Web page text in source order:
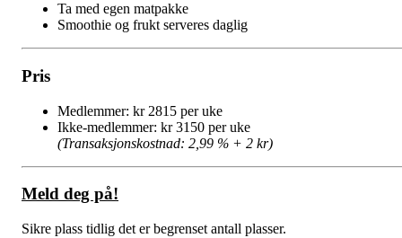
Ta med egen matpakke
Smoothie og frukt serveres daglig
Pris
Medlemmer: kr 2815 per uke
Ikke-medlemmer: kr 3150 per uke
(Transaksjonskostnad: 2,99 % + 2 kr)
Meld deg på!
Sikre plass tidlig det er begrenset antall plasser.